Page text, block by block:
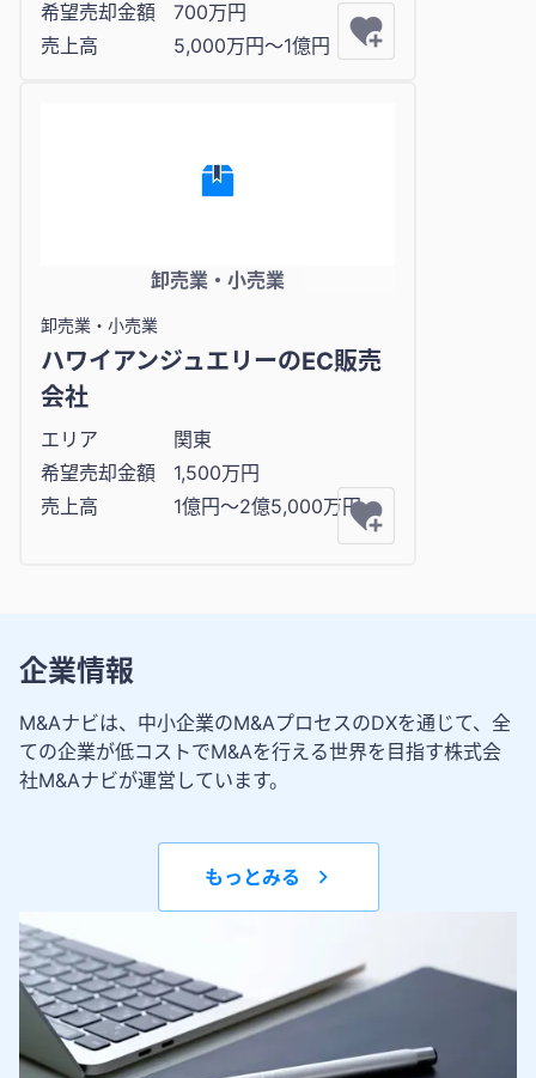
希望売却金額
700万円
売上高
5,000万円〜1億円
卸売業・小売業
卸売業・小売業
ハワイアンジュエリーのEC販売
会社
エリア
関東
希望売却金額
1,500万円
売上高
1億円〜2億5,000万円
企業情報
M&Aナビは、中小企業のM&AプロセスのDXを通じて、全
ての企業が低コストでM&Aを行える世界を目指す株式会
社M&Aナビが運営しています。
もっとみる